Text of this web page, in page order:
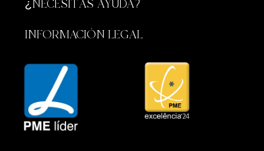
¿NECESITAS AYUDA?
INFORMACIÓN LEGAL